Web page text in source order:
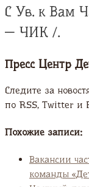
С Ув. к Вам
— ЧИК /.
Пресс Центр
Следите за
по RSS, Twitter и
Похожие записи:
Вакансии
команды